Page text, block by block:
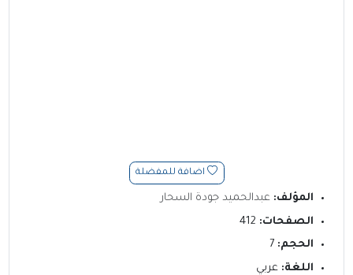
اضافة للمفضلة
المؤلف: عبدالحميد جودة السحار
الصفحات:
الحجم:
اللغة: عربي